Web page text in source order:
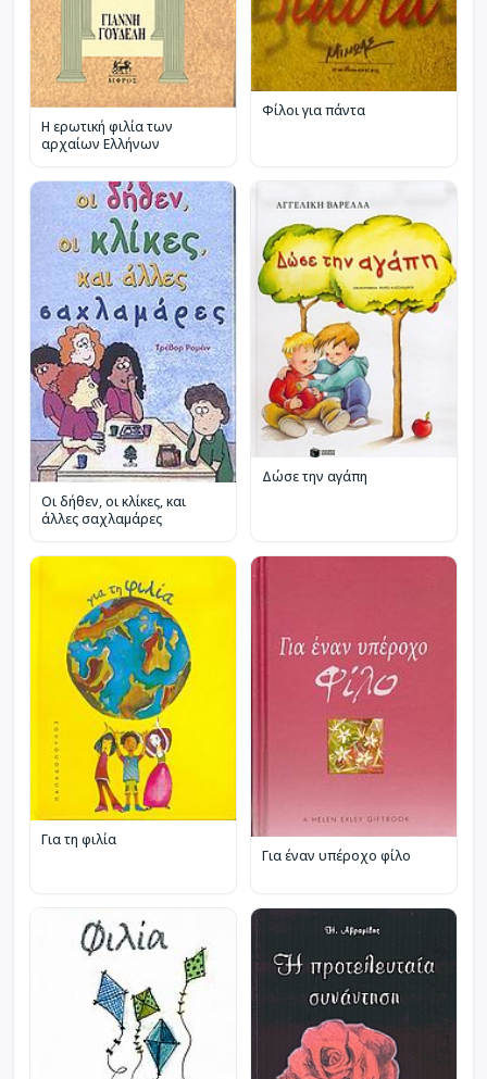
Η ερωτική φιλία των
αρχαίων Ελλήνων
Φίλοι για πάντα
Οι δήθεν, οι κλίκες, και
άλλες σαχλαμάρες
Δώσε την αγάπη
Για τη φιλία
Για έναν υπέροχο φίλο